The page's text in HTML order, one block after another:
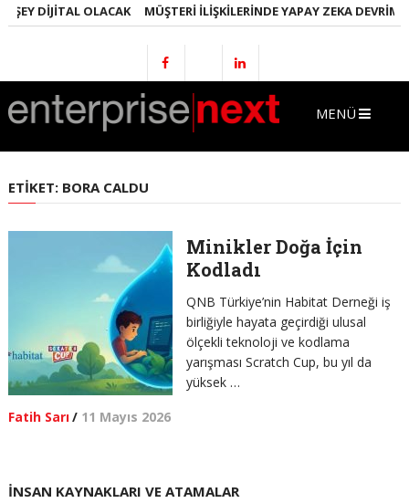
ŞEY DIJITAL OLACAK MÜŞTERI İLIŞKILERINDE YAPAY ZEKA DEVRIMI
MENÜ
ETIKET: BORA CALDU
Minikler Doğa İçin
Kodladı
QNB Türkiye’nin Habitat Derneği iş
birliğiyle hayata geçirdiği ulusal
ölçekli teknoloji ve kodlama
yarışması Scratch Cup, bu yıl da
yüksek …
Fatih Sarı/ 11 Mayıs 2026
İNSAN KAYNAKLARI VE ATAMALAR